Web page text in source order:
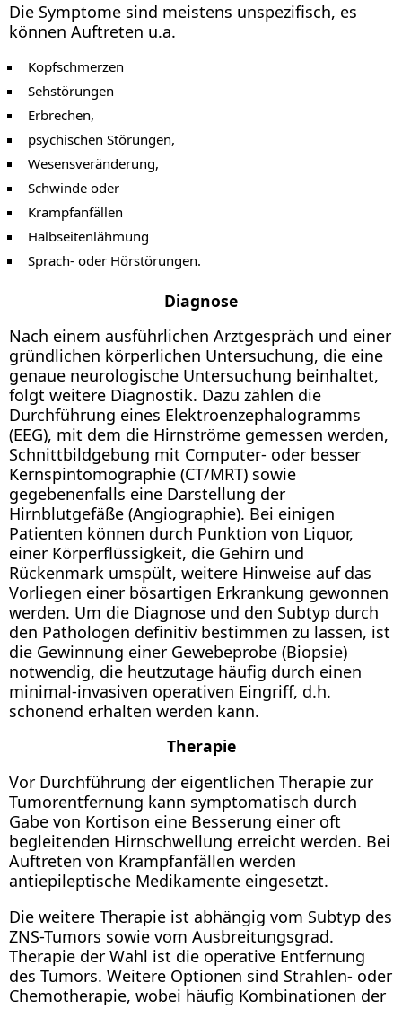
Die Symptome sind meistens unspezifisch, es
können Auftreten u.a.
Kopfschmerzen
Sehstörungen
Erbrechen,
psychischen Störungen,
Wesensveränderung,
Schwinde oder
Krampfanfällen
Halbseitenlähmung
Sprach- oder Hörstörungen.
Diagnose
Nach einem ausführlichen Arztgespräch und einer
gründlichen körperlichen Untersuchung, die eine
genaue neurologische Untersuchung beinhaltet,
folgt weitere Diagnostik. Dazu zählen die
Durchführung eines Elektroenzephalogramms
(EEG), mit dem die Hirnströme gemessen werden,
Schnittbildgebung mit Computer- oder besser
Kernspintomographie (CT/MRT) sowie
gegebenenfalls eine Darstellung der
Hirnblutgefäße (Angiographie). Bei einigen
Patienten können durch Punktion von Liquor,
einer Körperflüssigkeit, die Gehirn und
Rückenmark umspült, weitere Hinweise auf das
Vorliegen einer bösartigen Erkrankung gewonnen
werden. Um die Diagnose und den Subtyp durch
den Pathologen definitiv bestimmen zu lassen, ist
die Gewinnung einer Gewebeprobe (Biopsie)
notwendig, die heutzutage häufig durch einen
minimal-invasiven operativen Eingriff, d.h.
schonend erhalten werden kann.
Therapie
Vor Durchführung der eigentlichen Therapie zur
Tumorentfernung kann symptomatisch durch
Gabe von Kortison eine Besserung einer oft
begleitenden Hirnschwellung erreicht werden. Bei
Auftreten von Krampfanfällen werden
antiepileptische Medikamente eingesetzt.
Die weitere Therapie ist abhängig vom Subtyp des
ZNS-Tumors sowie vom Ausbreitungsgrad.
Therapie der Wahl ist die operative Entfernung
des Tumors. Weitere Optionen sind Strahlen- oder
Chemotherapie, wobei häufig Kombinationen der